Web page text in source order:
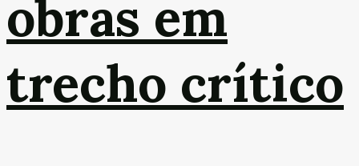
obras em
trecho crítico